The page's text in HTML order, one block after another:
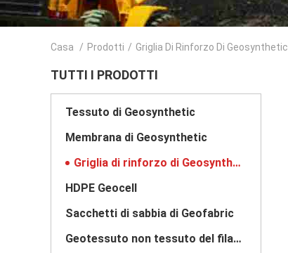
Casa / Prodotti / Griglia Di Rinforzo Di Geosynthetic
TUTTI I PRODOTTI
Tessuto di Geosynthetic
Membrana di Geosynthetic
Griglia di rinforzo di Geosynthetic
HDPE Geocell
Sacchetti di sabbia di Geofabric
Geotessuto non tessuto del filamento